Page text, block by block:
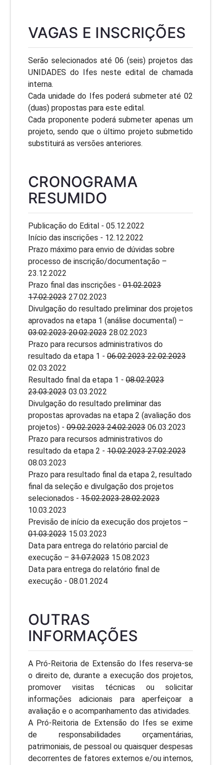
VAGAS E INSCRIÇÕES
Serão selecionados até 06 (seis) projetos das
UNIDADES do Ifes neste edital de chamada
interna.
Cada unidade do Ifes poderá submeter até 02
(duas) propostas para este edital.
Cada proponente poderá submeter apenas um
projeto, sendo que o último projeto submetido
substituirá as versões anteriores.
CRONOGRAMA
RESUMIDO
Publicação do Edital - 05.12.2022
Início das inscrições - 12.12.2022
Prazo máximo para envio de dúvidas sobre
processo de inscrição/documentação –
23.12.2022
Prazo final das inscrições - 01.02.2023
17.02.202327.02.2023
Divulgação do resultado preliminar dos projetos
aprovados na etapa 1 (análise documental) –
03.02.2023 20.02.202328.02.2023
Prazo para recursos administrativos do
resultado da etapa 1 - 06.02.2023 22.02.2023
02.03.2022
Resultado final da etapa 1 - 08.02.2023
23.03.202303.03.2022
Divulgação do resultado preliminar das
propostas aprovadas na etapa 2 (avaliação dos
projetos) - 09.02.2023 24.02.202306.03.2023
Prazo para recursos administrativos do
resultado da etapa 2 - 10.02.2023 27.02.2023
08.03.2023
Prazo para resultado final da etapa 2, resultado
final da seleção e divulgação dos projetos
selecionados - 15.02.2023 28.02.2023
10.03.2023
Previsão de início da execução dos projetos –
01.03.202315.03.2023
Data para entrega do relatório parcial de
execução – 31.07.202315.08.2023
Data para entrega do relatório final de
execução - 08.01.2024
OUTRAS
INFORMAÇÕES
A Pró-Reitoria de Extensão do Ifes reserva-se
o direito de, durante a execução dos projetos,
promover visitas técnicas ou solicitar
informações adicionais para aperfeiçoar a
avaliação e o acompanhamento das atividades.
A Pró-Reitoria de Extensão do Ifes se exime
de responsabilidades orçamentárias,
patrimoniais, de pessoal ou quaisquer despesas
decorrentes de fatores externos e/ou internos,